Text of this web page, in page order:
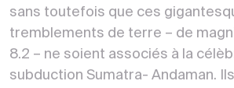
sans toutefois que ces
tremblements de terre – de
8.2 – ne soient associés à la
subduction Sumatra- Andaman.